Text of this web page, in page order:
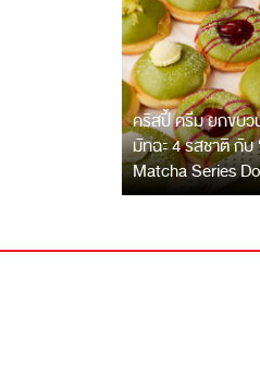
คริสปี้ ครีม ยกขบว
มัทฉะ 4 รสชาติ กับ
Matcha Series